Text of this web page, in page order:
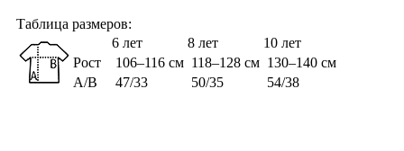
Таблица размеров:
6 лет
8 лет
10 лет
Рост
106–116 см 118–128 см 130–140 см
A/B
47/33 50/35 54/38